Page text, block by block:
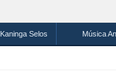
Participe Acesso
Kaninga Selos Música